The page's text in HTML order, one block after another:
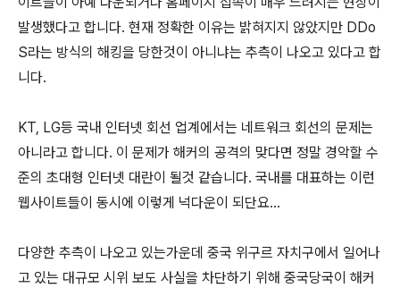
발생했다고 합니다. 현재 정확한 이유는 밝혀지지 않았지만 DDo
S라는 방식의 해킹을 당한것이 아니냐는 추측이 나오고 있다고 합
니다.
KT, LG등 국내 인터넷 회선 업계에서는 네트워크 회선의 문제는
아니라고 합니다. 이 문제가 해커의 공격의 맞다면 정말 경악할 수
준의 초대형 인터넷 대란이 될것 같습니다. 국내를 대표하는 이런
웹사이트들이 동시에 이렇게 넉다운이 되단요...
다양한 추측이 나오고 있는가운데 중국 위구르 자치구에서 일어나
고 있는 대규모 시위 보도 사실을 차단하기 위해 중국당국이 해커